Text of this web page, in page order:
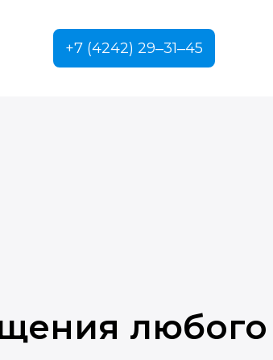
+7 (4242) 29‒31‒45
любого